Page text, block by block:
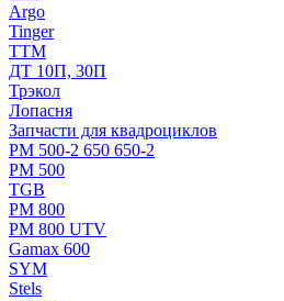
Argo
Tinger
ТТМ
ДТ 10П, 30П
Трэкол
Лопасня
Запчасти для квадроциклов
РМ 500-2 650 650-2
РМ 500
TGB
РМ 800
РМ 800 UTV
Gamax 600
SYM
Stels